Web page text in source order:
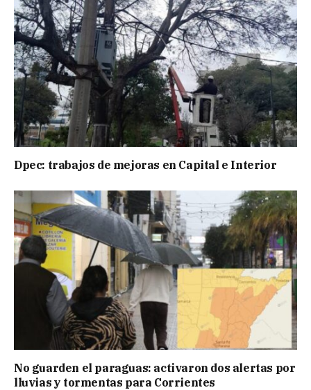
Dpec: trabajos de mejoras en Capital e Interior
No guarden el paraguas: activaron dos alertas por
lluvias y tormentas para Corrientes